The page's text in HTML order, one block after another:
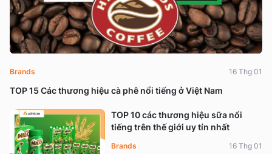
TOP 15 Các thương hiệu cà phê nổi tiếng ở Việt Nam
Brands 16 Thg 01
TOP 10 các thương hiệu sữa nổi
tiếng trên thế giới uy tín nhất
Brands 16 Thg 01